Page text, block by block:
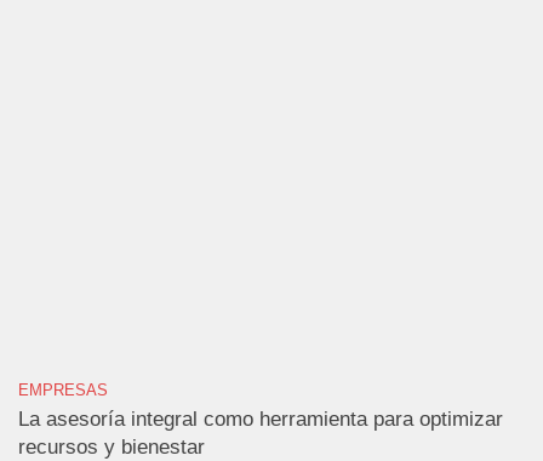
EMPRESAS
La asesoría integral como herramienta para optimizar
recursos y bienestar